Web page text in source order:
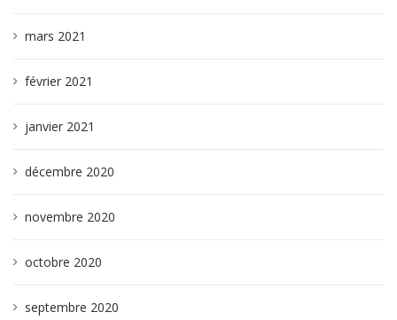
mars 2021
février 2021
janvier 2021
décembre 2020
novembre 2020
octobre 2020
septembre 2020